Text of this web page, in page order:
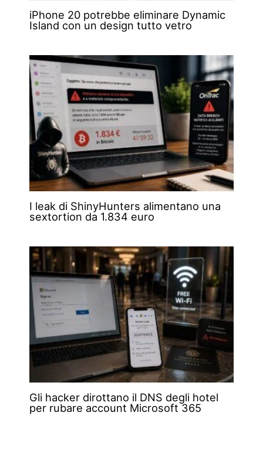
iPhone 20 potrebbe eliminare Dynamic
Island con un design tutto vetro
I leak di ShinyHunters alimentano una
sextortion da 1.834 euro
Gli hacker dirottano il DNS degli hotel
per rubare account Microsoft 365